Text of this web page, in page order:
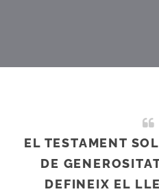
EL TESTAMENT
DE
DEFINEIX EL